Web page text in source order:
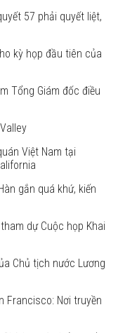
57 phải quyết liệt,
kỳ họp đầu tiên của
Tổng Giám đốc điều
Việt Nam tại
gắn quá khứ, kiến
dự Cuộc họp Khai
Chủ tịch nước Lương
Francisco: Nơi truyền